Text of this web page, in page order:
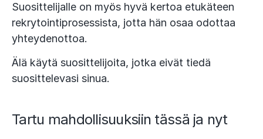
Suosittelijalle on myös hyvä kertoa etukäteen
rekrytointiprosessista, jotta hän osaa odottaa
yhteydenottoa.
Älä käytä suosittelijoita, jotka eivät tiedä
suosittelevasi sinua.
Tartu mahdollisuuksiin tässä ja nyt